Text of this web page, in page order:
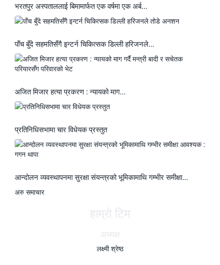
भरतपुर अस्पताललाई बिमामार्फत एक वर्षमा एक अर्ब...
पाँच बुँदे सहमतिसँगै इन्टर्न चिकित्सक डिल्ली हरिजनले...
अजित मिजार हत्या प्रकरण : न्यायको माग...
प्रतिनिधिसभामा चार विधेयक प्रस्तुत
आन्दोलन व्यवस्थापनमा सुरक्षा संयन्त्रको भूमिकामाथि गम्भीर समीक्षा...
अरु समाचार
हाम्राे टिम
अध्यक्ष
लक्ष्मी श्रेष्ठ